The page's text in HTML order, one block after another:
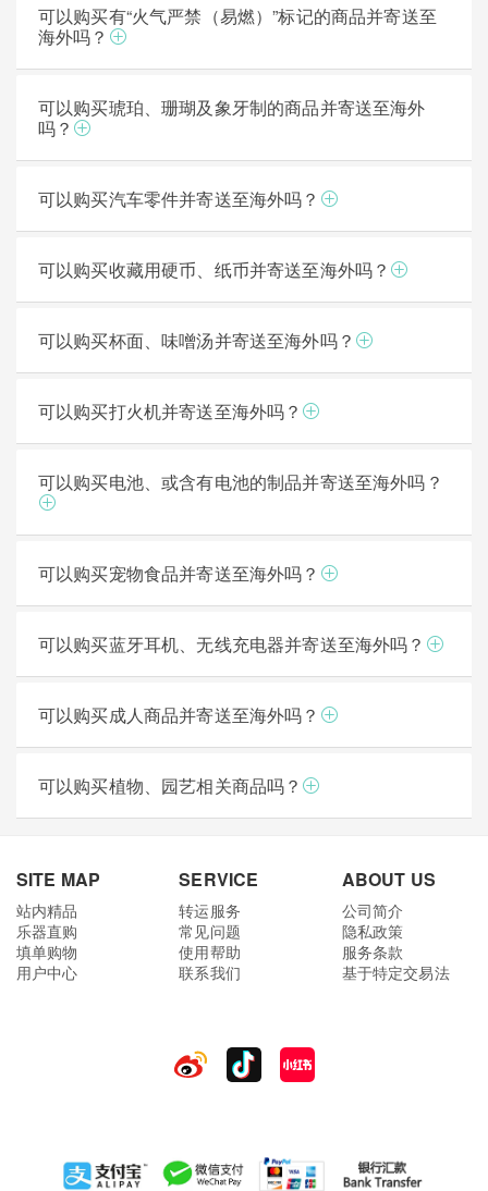
可以购买有“火气严禁（易燃）”标记的商品并寄送至
海外吗？
可以购买琥珀、珊瑚及象牙制的商品并寄送至海外
吗？
可以购买汽车零件并寄送至海外吗？
可以购买收藏用硬币、纸币并寄送至海外吗？
可以购买杯面、味噌汤并寄送至海外吗？
可以购买打火机并寄送至海外吗？
可以购买电池、或含有电池的制品并寄送至海外吗？
可以购买宠物食品并寄送至海外吗？
可以购买蓝牙耳机、无线充电器并寄送至海外吗？
可以购买成人商品并寄送至海外吗？
可以购买植物、园艺相关商品吗？
SITE MAP
站内精品
乐器直购
填单购物
用户中心
SERVICE
转运服务
常见问题
使用帮助
联系我们
ABOUT US
公司简介
隐私政策
服务条款
基于特定交易法